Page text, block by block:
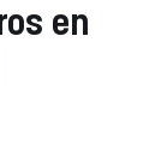
en